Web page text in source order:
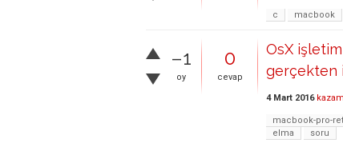
c macbook
–1
oy
0
cevap
OsX
gerçekten
4 Mart 2016
macbook-pro-
elma
soru